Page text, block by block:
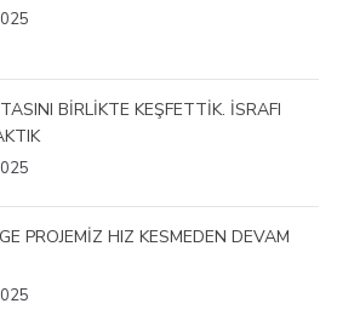
BİRLİKTE KEŞFETTİK. İSRAFI
PROJEMİZ HIZ KESMEDEN DEVAM